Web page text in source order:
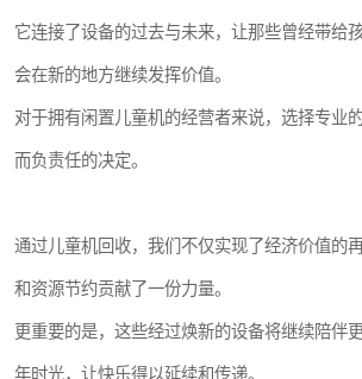
它连接了设备的过去与未来，让那些曾经带给
会在新的地方继续发挥价值。
对于拥有闲置儿童机的经营者来说，选择专业
而负责任的决定。
通过儿童机回收，我们不仅实现了经济价值的
和资源节约贡献了一份力量。
更重要的是，这些经过焕新的设备将继续陪伴
年时光，让快乐得以延续和传递。